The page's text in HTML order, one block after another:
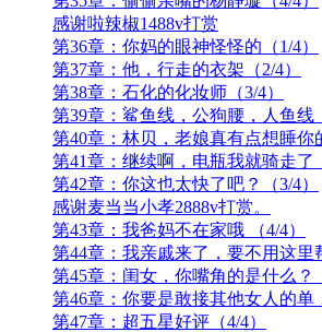
感谢啦辣椒1488v打赏
第36章：你妈的眼神怪怪的（1/4）
第37章：他，行走的衣架（2/4）
第38章：石化的化妆师（3/4）
第39章：鲨鱼线，公狗腰，人鱼线
第40章：林贝，老娘真有点想睡你
第41章：继续啊，电瓶我就骑走了
第42章：你这也太快了吧？（3/4）
感谢麦当当小孝2888v打赏。
第43章：我爸妈不在家哦 （4/4）
第44章：我亲戚来了，要不用这里
第45章：闺女，你嘴角的是什么？
第46章：你要是敢接其他女人的单
第47章：超五星好评（4/4）